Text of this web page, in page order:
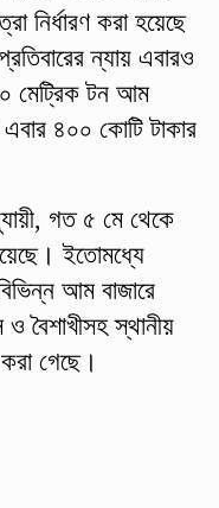
নির্ধারণ করা হয়েছে
ন্যায় এবারও
মেট্রিক টন আম
৪০০ কোটি টাকার
গত ৫ মে থেকে
ইতোমধ্যে
আম বাজারে
বৈশাখীসহ স্থানীয়
গেছে।